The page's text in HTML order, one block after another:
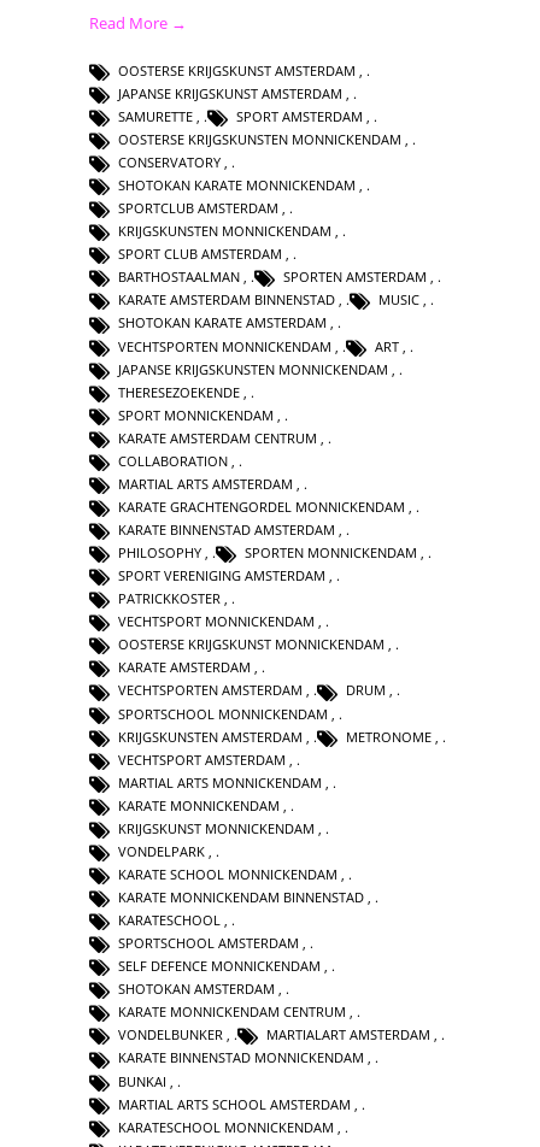
Read More →
OOSTERSE KRIJGSKUNST AMSTERDAM
JAPANSE KRIJGSKUNST AMSTERDAM
SAMURETTE
SPORT AMSTERDAM
OOSTERSE KRIJGSKUNSTEN MONNICKENDAM
CONSERVATORY ,
SHOTOKAN KARATE MONNICKENDAM ,
SPORTCLUB AMSTERDAM ,
KRIJGSKUNSTEN MONNICKENDAM ,
SPORT CLUB AMSTERDAM ,
BARTHOSTAALMAN , SPORTEN AMSTERDAM ,
KARATE AMSTERDAM BINNENSTAD , MUSIC ,
SHOTOKAN KARATE AMSTERDAM ,
VECHTSPORTEN MONNICKENDAM
ART
JAPANSE KRIJGSKUNSTEN MONNICKENDAM
THERESEZOEKENDE
SPORT MONNICKENDAM
KARATE AMSTERDAM CENTRUM
COLLABORATION
MARTIAL ARTS AMSTERDAM
KARATE GRACHTENGORDEL MONNICKENDAM
KARATE BINNENSTAD AMSTERDAM ,
PHILOSOPHY , SPORTEN MONNICKENDAM ,
SPORT VERENIGING AMSTERDAM ,
PATRICKKOSTER ,
VECHTSPORT MONNICKENDAM ,
OOSTERSE KRIJGSKUNST MONNICKENDAM ,
KARATE AMSTERDAM ,
VECHTSPORTEN AMSTERDAM , DRUM ,
SPORTSCHOOL MONNICKENDAM
KRIJGSKUNSTEN AMSTERDAM
METRONOME
VECHTSPORT AMSTERDAM
MARTIAL ARTS MONNICKENDAM
KARATE MONNICKENDAM
KRIJGSKUNST MONNICKENDAM
VONDELPARK
KARATE SCHOOL MONNICKENDAM
KARATE MONNICKENDAM BINNENSTAD ,
KARATESCHOOL ,
SPORTSCHOOL AMSTERDAM ,
SELF DEFENCE MONNICKENDAM ,
SHOTOKAN AMSTERDAM ,
KARATE MONNICKENDAM CENTRUM ,
VONDELBUNKER , MARTIALART AMSTERDAM ,
KARATE BINNENSTAD MONNICKENDAM ,
BUNKAI
MARTIAL ARTS SCHOOL AMSTERDAM
KARATESCHOOL MONNICKENDAM